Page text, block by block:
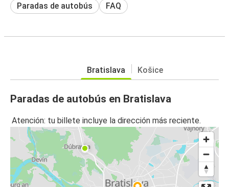
Paradas de autobús FAQ
Bratislava Košice
Paradas de autobús en Bratislava
Atención: tu billete incluye la dirección más reciente.